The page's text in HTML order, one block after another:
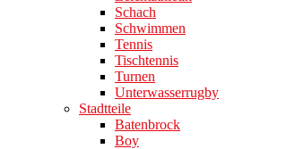
Schach
Schwimmen
Tennis
Tischtennis
Turnen
Unterwasserrugby
Stadtteile
Batenbrock
Boy